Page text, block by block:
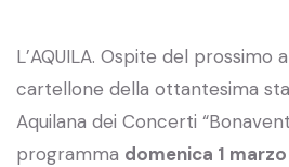
L’AQUILA. Ospite del
cartellone della ottantesima
Aquilana dei Concerti
programma domenica 1 marzo